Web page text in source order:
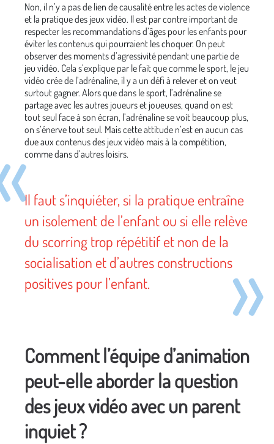
Non, il n’y a pas de lien de causalité entre les actes de violence
et la pratique des jeux vidéo. Il est par contre important de
respecter les recommandations d’âges pour les enfants pour
éviter les contenus qui pourraient les choquer. On peut
observer des moments d’agressivité pendant une partie de
jeu vidéo. Cela s’explique par le fait que comme le sport, le jeu
vidéo crée de l’adrénaline, il y a un défi à relever et on veut
surtout gagner. Alors que dans le sport, l’adrénaline se
partage avec les autres joueurs et joueuses, quand on est
tout seul face à son écran, l’adrénaline se voit beaucoup plus,
on s’énerve tout seul. Mais cette attitude n’est en aucun cas
due aux contenus des jeux vidéo mais à la compétition,
comme dans d’autres loisirs.
Il faut s’inquiéter, si la pratique entraîne
un isolement de l’enfant ou si elle relève
du scorring trop répétitif et non de la
socialisation et d’autres constructions
positives pour l’enfant.
Comment l’équipe d’animation
peut-elle aborder la question
des jeux vidéo avec un parent
inquiet ?